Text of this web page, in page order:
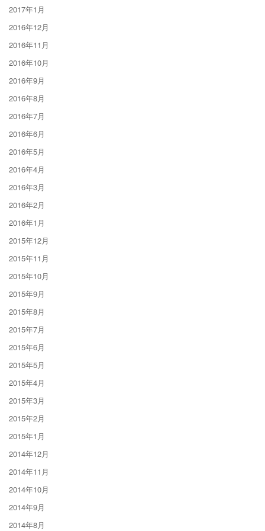
2017年1月
2016年12月
2016年11月
2016年10月
2016年9月
2016年8月
2016年7月
2016年6月
2016年5月
2016年4月
2016年3月
2016年2月
2016年1月
2015年12月
2015年11月
2015年10月
2015年9月
2015年8月
2015年7月
2015年6月
2015年5月
2015年4月
2015年3月
2015年2月
2015年1月
2014年12月
2014年11月
2014年10月
2014年9月
2014年8月